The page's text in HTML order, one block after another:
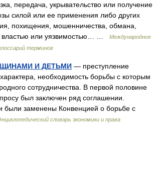
передача, укрывательство или получение
силой или ее применения либо других
похищения, мошенничества, обмана,
властью или уязвимостью… …
Международное
терминов
И ДЕТЬМИ — преступление
необходимость борьбы с которым
сотрудничества. В первой половине
был заключен ряд соглашении.
были заменены Конвенцией о борьбе с
словарь экономики и права